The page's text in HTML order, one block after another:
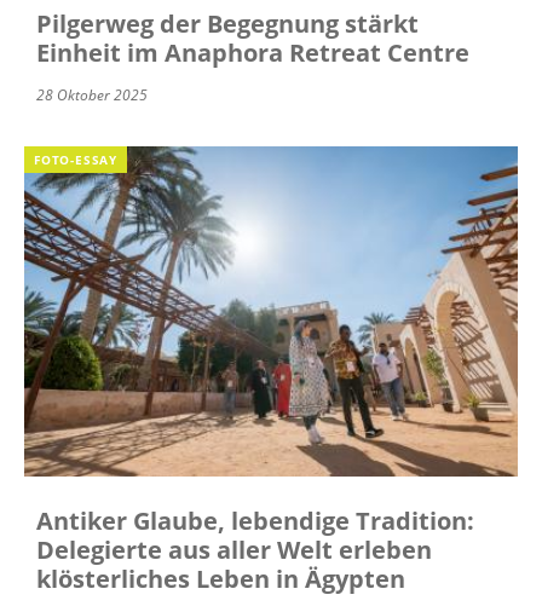
Pilgerweg der Begegnung stärkt
Einheit im Anaphora Retreat Centre
28 Oktober 2025
FOTO-ESSAY
Antiker Glaube, lebendige Tradition:
Delegierte aus aller Welt erleben
klösterliches Leben in Ägypten